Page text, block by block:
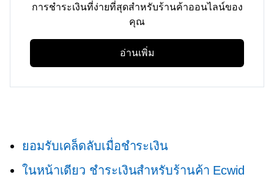
การชำระเงินที่ง่ายที่สุดสำหรับร้านค้าออนไลน์ของ
คุณ
อ่านเพิ่ม
ยอมรับเคล็ดลับเมื่อชำระเงิน
ในหน้าเดียว ชำระเงินสำหรับร้านค้า Ecwid